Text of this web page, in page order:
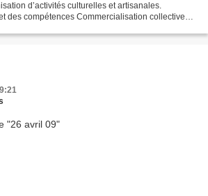
d’activités culturelles et artisanales.
des compétences Commercialisation collective